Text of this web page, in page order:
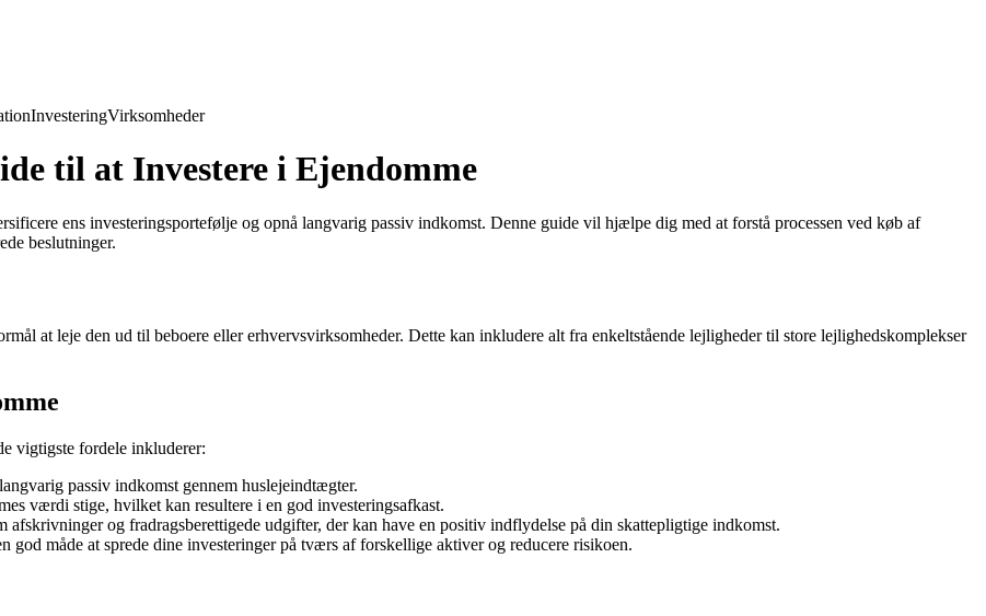
InvesteringVirksomheder
til at Investere i Ejendomme
ens investeringsportefølje og opnå langvarig passiv indkomst. Denne guide vil hjælpe dig med at forstå processen ved køb af
beslutninger.
at leje den ud til beboere eller erhvervsvirksomheder. Dette kan inkludere alt fra enkeltstående lejligheder til store lejlighedskomplekser
vigtigste fordele inkluderer:
passiv indkomst gennem huslejeindtægter.
værdi stige, hvilket kan resultere i en god investeringsafkast.
afskrivninger og fradragsberettigede udgifter, der kan have en positiv indflydelse på din skattepligtige indkomst.
god måde at sprede dine investeringer på tværs af forskellige aktiver og reducere risikoen.